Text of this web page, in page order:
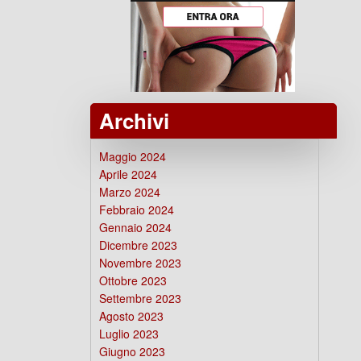
Archivi
Maggio 2024
Aprile 2024
Marzo 2024
Febbraio 2024
Gennaio 2024
Dicembre 2023
Novembre 2023
Ottobre 2023
Settembre 2023
Agosto 2023
Luglio 2023
Giugno 2023